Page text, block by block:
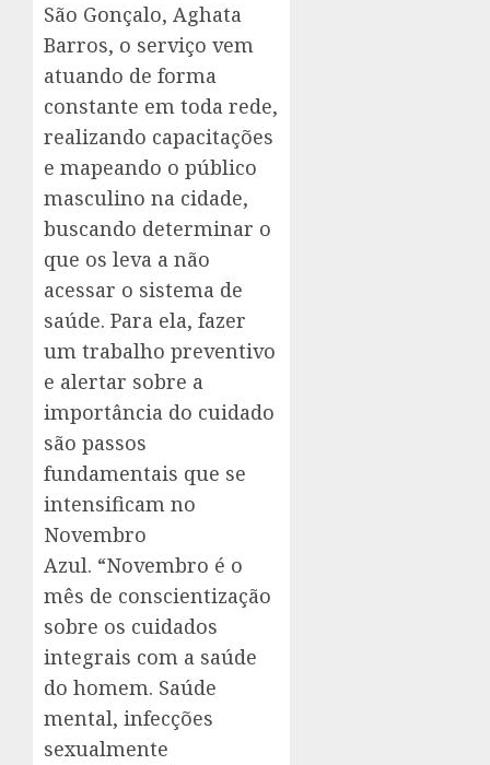
São Gonçalo, Aghata
Barros, o serviço vem
atuando de forma
constante em toda rede,
realizando capacitações
e mapeando o público
masculino na cidade,
buscando determinar o
que os leva a não
acessar o sistema de
saúde. Para ela, fazer
um trabalho preventivo
e alertar sobre a
importância do cuidado
são passos
fundamentais que se
intensificam no
Novembro
Azul. “Novembro é o
mês de conscientização
sobre os cuidados
integrais com a saúde
do homem. Saúde
mental, infecções
sexualmente